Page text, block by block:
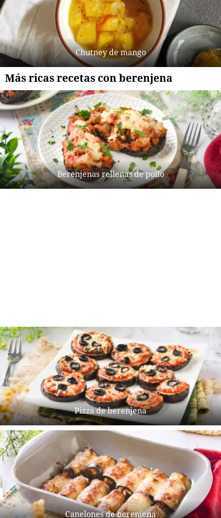
Chutney de mango
Más ricas recetas con berenjena
Berenjenas rellenas de pollo
Pizza de berenjena
Canelones de berenjena